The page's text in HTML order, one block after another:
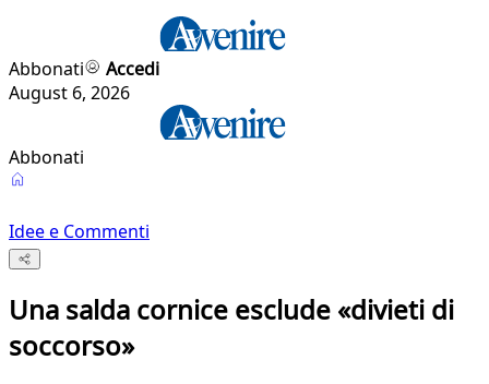
Abbonati
Accedi
August 6, 2026
Abbonati
Idee e Commenti
Una salda cornice esclude «divieti di
soccorso»